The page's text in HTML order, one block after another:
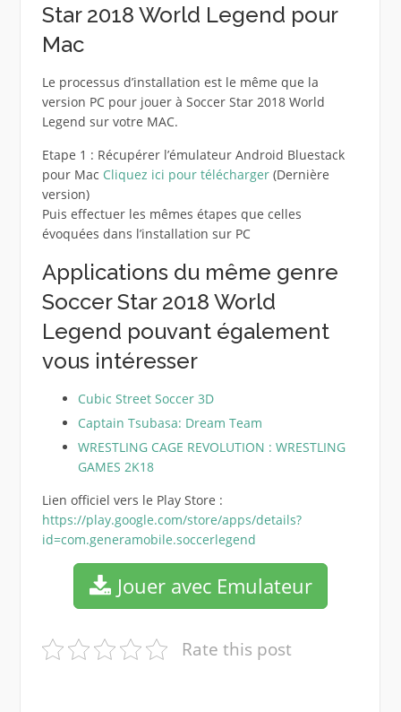
Star 2018 World Legend pour
Mac
Le processus d’installation est le même que la
version PC pour jouer à Soccer Star 2018 World
Legend sur votre MAC.
Etape 1 : Récupérer l’émulateur Android Bluestack
pour Mac Cliquez ici pour télécharger(Dernière
version)
Puis effectuer les mêmes étapes que celles
évoquées dans l’installation sur PC
Applications du même genre
Soccer Star 2018 World
Legend pouvant également
vous intéresser
Cubic Street Soccer 3D
Captain Tsubasa: Dream Team
WRESTLING CAGE REVOLUTION : WRESTLING
GAMES 2K18
Lien officiel vers le Play Store :
https://play.google.com/store/apps/details?
id=com.generamobile.soccerlegend
Jouer avec Emulateur
Rate this post